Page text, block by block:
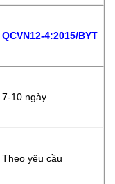
QCVN12-4:2015/BYT
7-10 ngày
Theo yêu cầu